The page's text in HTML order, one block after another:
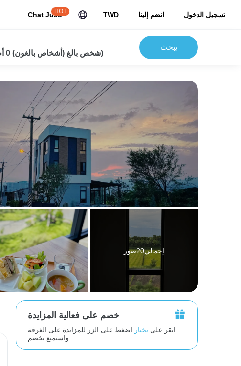
Chat JuJu
HOT TWD انضم إلينا تسجيل الدخول
2شخص بالغ (أشخاص بالغون) 0 أطفال)
يبحث
إجمالي20صور
خصم على فعالية المزايدة
انقر على يختار اضغط على الزر للمزايدة على الغرفة